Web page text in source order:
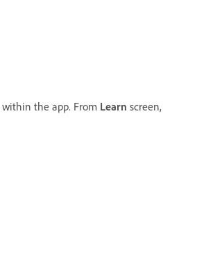
the app. From Learn screen,